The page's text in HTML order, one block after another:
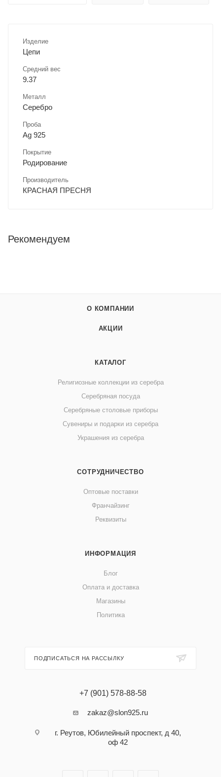
Изделие
Цепи
Средний вес
9.37
Металл
Серебро
Проба
Ag 925
Покрытие
Родирование
Производитель
КРАСНАЯ ПРЕСНЯ
Рекомендуем
О КОМПАНИИ
АКЦИИ
КАТАЛОГ
Религиозные коллекции из серебра
Серебряная посуда
Серебряные столовые приборы
Сувениры и подарки из серебра
Украшения из серебра
СОТРУДНИЧЕСТВО
Оптовые поставки
Франчайзинг
Реквизиты
ИНФОРМАЦИЯ
Блог
Оплата и доставка
Магазины
Политика
ПОДПИСАТЬСЯ НА РАССЫЛКУ
+7 (901) 578-88-58
zakaz@slon925.ru
г. Реутов, Юбилейный проспект, д 40,
оф 42